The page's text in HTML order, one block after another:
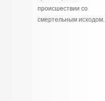
происшествии со
смертельным исходом.